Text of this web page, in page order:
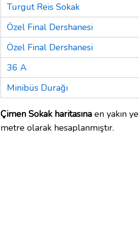
Turgut Reis Sokak
Özel Final Dershanesi
Özel Final Dershanesi
36 A
Minibüs Durağı
Çimen Sokak haritasına en yakın
metre olarak hesaplanmıştır.